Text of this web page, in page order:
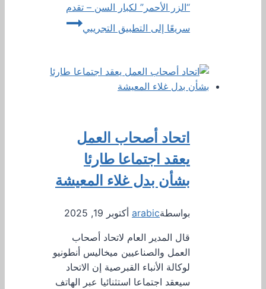
“الزر الأحمر” لكبار السن – تقدم
سريعًا إلى التطبيق التجريبي
اتحاد أصحاب العمل
يعقد اجتماعا طارئا
بشأن بدل غلاء المعيشة
بواسطةarabic أكتوبر 19, 2025
قال المدير العام لاتحاد أصحاب
العمل والصناعيين ميخاليس أنطونيو
لوكالة الأنباء القبرصية إن الاتحاد
سيعقد اجتماعا استثنائيا عبر الهاتف